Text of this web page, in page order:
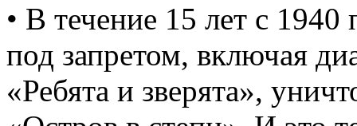
• В течение 15 лет с
под запретом, включая
«Ребята и зверята»,